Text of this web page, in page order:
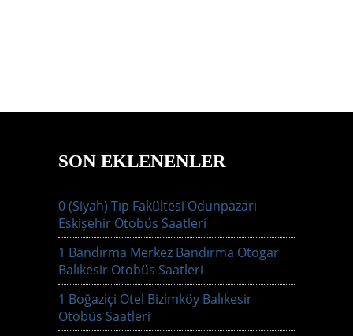
SON EKLENENLER
0 (Siyah) Tıp Fakültesi Odunpazarı
Eskişehir Otobüs Saatleri
1 Bandırma Merkez Bandırma Otogar
Balıkesir Otobüs Saatleri
1 Boğaziçi Otel Bizimköy Balıkesir
Otobüs Saatleri